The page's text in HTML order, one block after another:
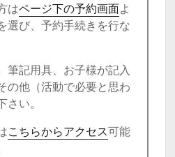
はページ下の予約画面よ
選び、予約手続きを行な
筆記用具、お子様が記入
の他（活動で必要と思わ
い。
こちらからアクセス可能